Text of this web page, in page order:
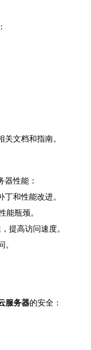
文档和指南。
性能：
和性能改进。
能瓶颈。
提高访问速度。
。
服务器的安全：